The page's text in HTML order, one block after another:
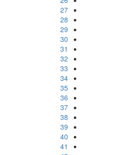
27
28
29
30
31
32
33
34
35
36
37
38
39
40
41